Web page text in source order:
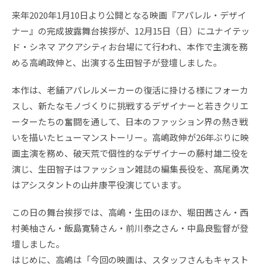
来年2020年1月10日より公開となる映画『アパレル・デザイ
ナー』の完成披露舞台挨拶が、12月15日（日）にユナイテッ
ド・シネマ アクアシティお台場にて行われ、本作で主演を務
める高嶋政伸と、出演する生田智子が登壇しました。
本作は、老舗アパレルメーカーの復活に掛ける様にフォーカ
スし、新たなモノづくりに挑戦するデザイナーと若きクリエ
ーターたちの奮闘を通して、日本のファッション界の熱き戦
いを描いたヒューマンストーリー。高嶋政伸が26年ぶりに映
画主演を務め、破天荒で個性的なデザイナーの藤村雄二役を
演じ、生田智子はファッション雑誌の編集長役を、髙尾勇次
はアシスタントの山井康平役演じています。
この日の舞台挨拶では、高嶋・生田のほか、堀田茜さん・西
村美柚さん・飯島寛騎さん・前川泰之さん・中島良監督が登
壇しました。
はじめに、高嶋は「今回の映画は、スタッフさんもキャスト